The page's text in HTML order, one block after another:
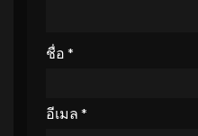
ชื่อ *
อีเมล *